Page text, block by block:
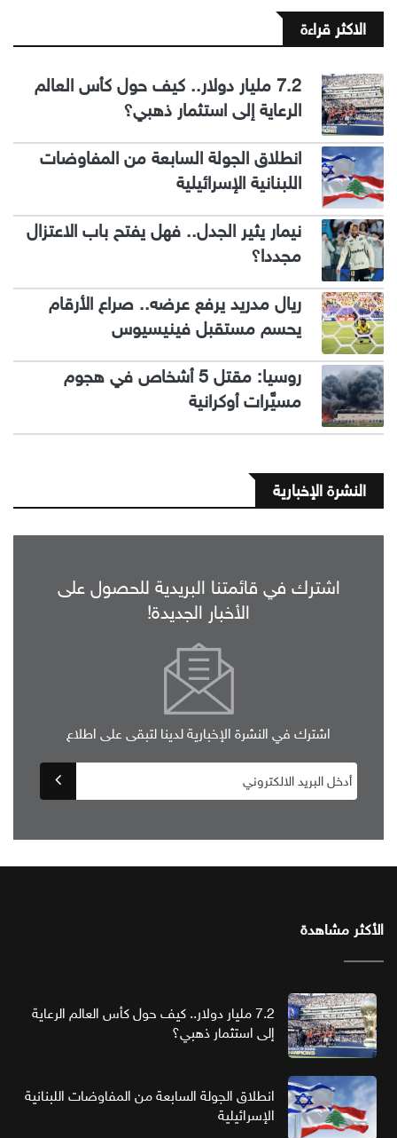
الاكثر قراءة
7.2 مليار دولار.. كيف حول كأس العالم
الرعاية إلى استثمار ذهبي؟
انطلاق الجولة السابعة من المفاوضات
اللبنانية الإسرائيلية
نيمار يثير الجدل.. فهل يفتح باب الاعتزال
مجددا؟
ريال مدريد يرفع عرضه.. صراع الأرقام
يحسم مستقبل فينيسيوس
روسيا: مقتل 5 أشخاص في هجوم
مسيَّرات أوكرانية
النشرة الإخبارية
اشترك في قائمتنا البريدية للحصول على
الأخبار الجديدة!
اشترك في النشرة الإخبارية لدينا لتبقى على اطلاع
الأكثر مشاهدة
7.2 مليار دولار.. كيف حول كأس العالم الرعاية
إلى استثمار ذهبي؟
انطلاق الجولة السابعة من المفاوضات اللبنانية
الإسرائيلية